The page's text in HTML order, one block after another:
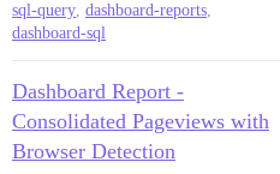
sql-query dashboard-reports
dashboard-sql
Dashboard Report -
Consolidated Pageviews with
Browser Detection